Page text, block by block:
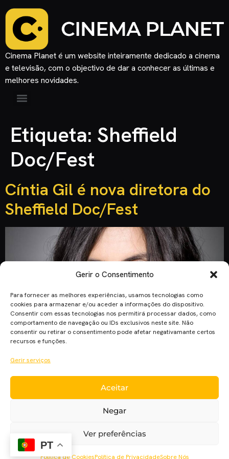
Gerir o Consentimento
Para fornecer as melhores experiências, usamos tecnologias como
cookies para armazenar e/ou aceder a informações do dispositivo.
Consentir com essas tecnologias nos permitirá processar dados, como
comportamento de navegação ou IDs exclusivos neste site. Não
consentir ou retirar o consentimento pode afetar negativamante certos
recursos e funções.
Gerir serviços
Aceitar
Negar
Ver preferências
Política de CookiesPolítica de PrivacidadeSobre Nós
Cinema Planet é um website inteiramente dedicado a cinema
e televisão, com o objectivo de dar a conhecer as últimas e
melhores novidades.
Etiqueta: Sheffield
Doc/Fest
Cíntia Gil é nova diretora do
Sheffield Doc/Fest
O festival de cinema documental britânico Sheffield
Doc/Fest nomeou a portuguesa Cíntia Gil como a sua nova
diretora, que vem substituir a diretora interina para a edição
posição vinda do DocLisboa, onde é diretora do festival
documental português desde 2012. Assumirá a sua nova
posição no […]
PT